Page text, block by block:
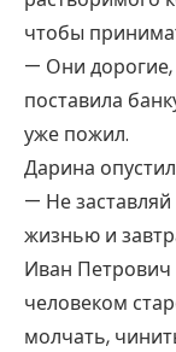
чтобы
— Они дорогие,
поставила
уже пожил.
Дарина
— Не
жизнью и
Иван Петрович
человеком
молчать,